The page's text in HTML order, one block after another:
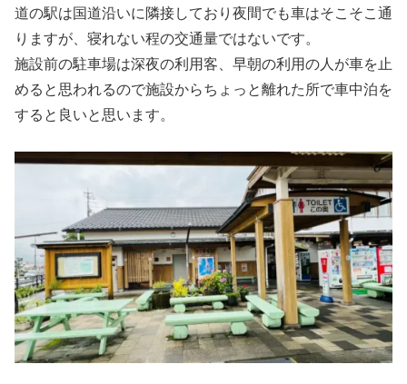
道の駅は国道沿いに隣接しており夜間でも車はそこそこ通
りますが、寝れない程の交通量ではないです。
施設前の駐車場は深夜の利用客、早朝の利用の人が車を止
めると思われるので施設からちょっと離れた所で車中泊を
すると良いと思います。